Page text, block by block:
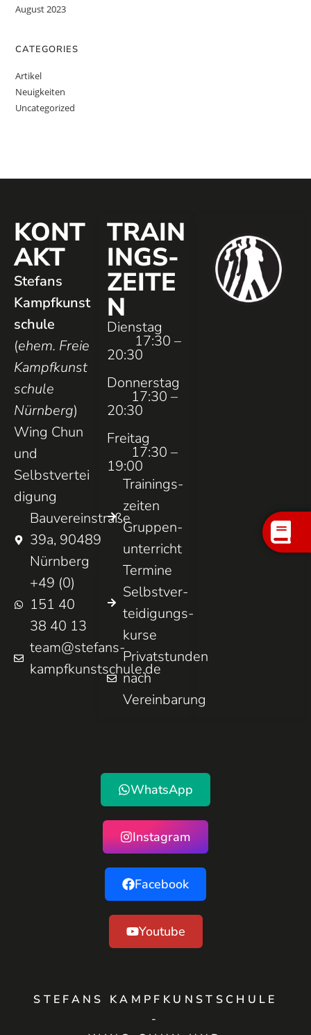
August 2023
CATEGORIES
Artikel
Neuigkeiten
Uncategorized
KONT
AKT
Stefans
Kampfkunst
schule
(ehem. Freie
Kampfkunst
schule
Nürnberg)
Wing Chun
und
Selbstvertei
digung
Bauvereinstraße
39a, 90489
Nürnberg
+49 (0)
151 40
38 40 13
team@stefans-
kampfkunstschule.de
TRAIN
INGS­
ZEITE
N
Dienstag
17:30 –
20:30
Donnerstag
17:30 –
20:30
Freitag
17:30 –
19:00
Trainings­
zeiten
Gruppen­
unterricht
Termine
Selbst­ver­
teidigungs­
kurse
Privatstunden
nach
Vereinbarung
WhatsApp
Instagram
Facebook
Youtube
STEFANS KAMPFKUNSTSCHULE
-